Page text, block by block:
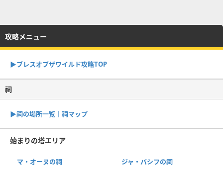
攻略メニュー
▶︎ブレスオブザワイルド攻略TOP
祠
▶︎祠の場所一覧｜祠マップ
始まりの塔エリア
マ・オーヌの祠 ジャ・バシフの祠